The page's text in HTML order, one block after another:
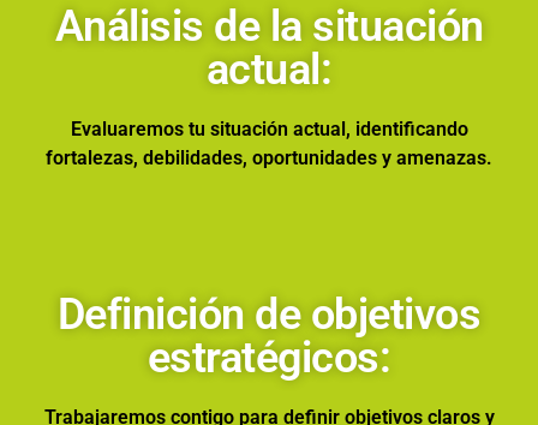
Análisis de la situación
actual:
Evaluaremos tu situación actual, identificando
fortalezas, debilidades, oportunidades y amenazas.
Definición de objetivos
estratégicos:
Trabajaremos contigo para definir objetivos claros y